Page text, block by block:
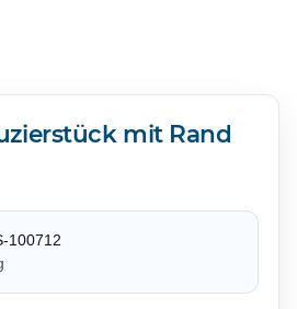
mit Rand
100712